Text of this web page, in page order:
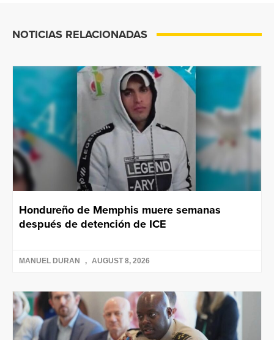
NOTICIAS RELACIONADAS
Hondureño de Memphis muere semanas
después de detención de ICE
MANUEL DURAN AUGUST 8, 2026